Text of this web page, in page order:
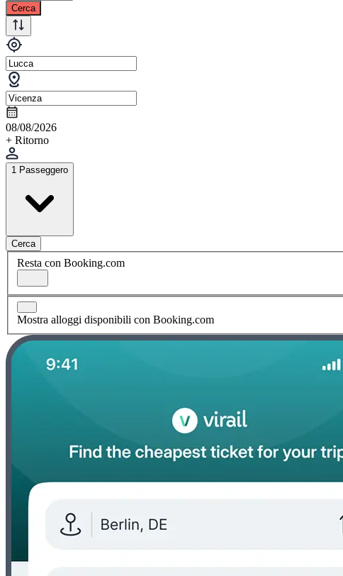
Cerca
08/08/2026
+ Ritorno
1 Passeggero
Cerca
Resta con Booking.com
Mostra alloggi disponibili con Booking.com